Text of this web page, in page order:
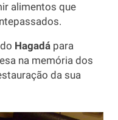
alimentos que
Hagadá para
na memória dos
da sua